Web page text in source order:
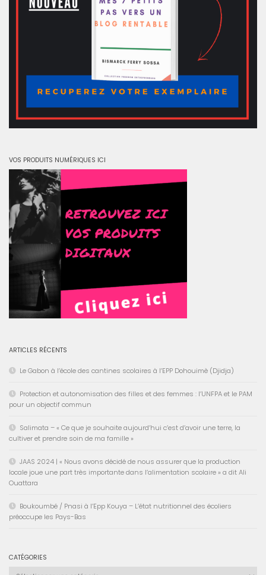
VOS PRODUITS NUMÉRIQUES ICI
ARTICLES RÉCENTS
Le Gabon à l’école des cantines scolaires à l’EPP Dohouimè (Djidja)
Protection et autonomisation des filles et des femmes : l’UNFPA et le PAM
pour un objectif commun
Salimata – « Ce que je souhaite aujourd’hui c’est d’avoir une terre, la
cultiver et prendre soin de ma famille »
JAAS 2024 | « Nous avons décidé de nous assurer que la production
locale joue une part très importante dans l’alimentation scolaire » a dit Ali
Ouattara
Boukoumbé / Pnasi à l’Epp Kouya – L’état nutritionnel des écoliers
préoccupe les Pays-Bas
CATÉGORIES
Catégories